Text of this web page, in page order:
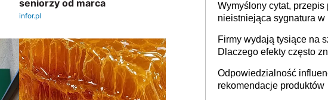
Wymyślony cytat, przepis
nieistniejąca sygnatura w
firmie
Firmy wydają tysiące na
Dlaczego efekty często
Odpowiedzialność
rekomendacje produktów